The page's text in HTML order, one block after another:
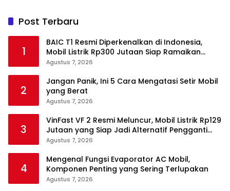
Post Terbaru
1
BAIC T1 Resmi Diperkenalkan di Indonesia,
Mobil Listrik Rp300 Jutaan Siap Ramaikan
Pasar EV
Agustus 7, 2026
2
Jangan Panik, Ini 5 Cara Mengatasi Setir Mobil
yang Berat
Agustus 7, 2026
3
VinFast VF 2 Resmi Meluncur, Mobil Listrik Rp129
Jutaan yang Siap Jadi Alternatif Pengganti
Motor
Agustus 7, 2026
4
Mengenal Fungsi Evaporator AC Mobil,
Komponen Penting yang Sering Terlupakan
Agustus 7, 2026